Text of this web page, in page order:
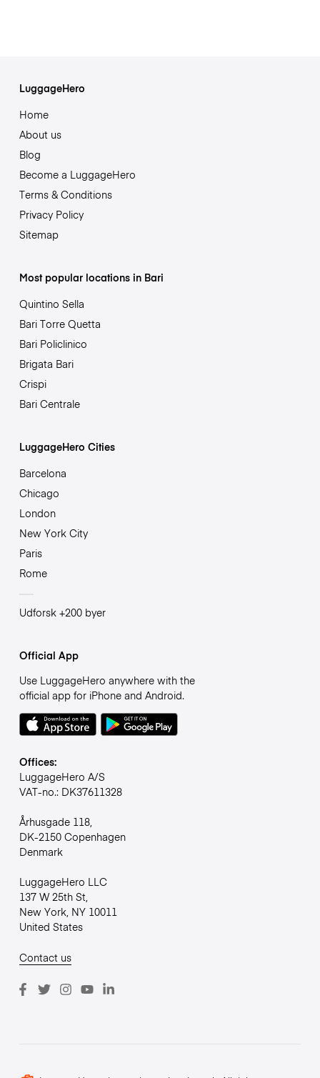
LuggageHero
Home
About us
Blog
Become a LuggageHero
Terms & Conditions
Privacy Policy
Sitemap
Most popular locations in Bari
Quintino Sella
Bari Torre Quetta
Bari Policlinico
Brigata Bari
Crispi
Bari Centrale
LuggageHero Cities
Barcelona
Chicago
London
New York City
Paris
Rome
Udforsk +200 byer
Official App
Use LuggageHero anywhere with the
official app for iPhone and Android.
Offices:
LuggageHero A/S
VAT-no.: DK37611328
Århusgade 118,
DK-2150 Copenhagen
Denmark
LuggageHero LLC
137 W 25th St,
New York, NY 10011
United States
Contact us